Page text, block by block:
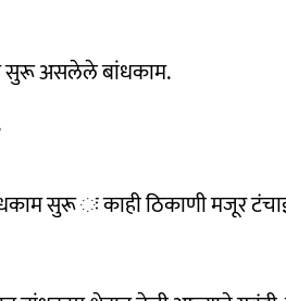
सुरू असलेले बांधकाम.
सुरू ः काही ठिकाणी मजूर